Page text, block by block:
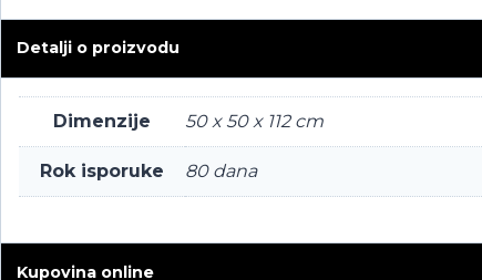
Detalji o proizvodu
Dimenzije 50 x 50 x 112 cm
Rok isporuke 80 dana
Kupovina online